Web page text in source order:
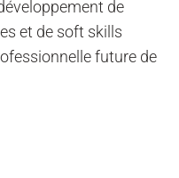
de
et de soft skills
future de